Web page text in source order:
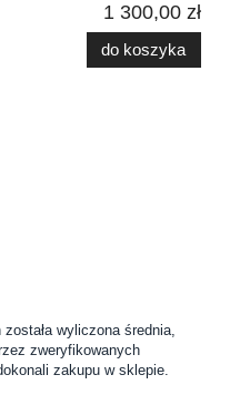
1 300,00 zł
do koszyka
wyliczona średnia,
zweryfikowanych
zakupu w sklepie.